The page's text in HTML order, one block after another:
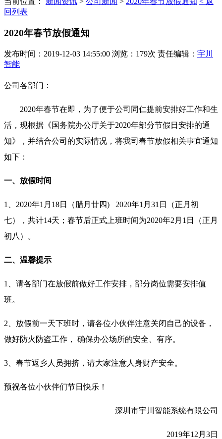
回列表
2020年春节放假通知
发布时间：2019-12-03 14:55:00 浏览：179次 责任编辑： 宇川
智能
公司各部门：
2020年春节在即，为了便于公司同仁提前安排好工作和生
活，现根据《国务院办公厅关于2020年部分节假日安排的通
知》，并结合公司的实际情况，将我司春节放假相关事宜通知
如下：
一、放假时间
1、2020年1月18日（腊月廿四) 2020年1月31日（正月初
七），共计14天；春节后正式上班时间为2020年2月1日（正月
初八）。
二、温馨提示
1、请各部门在放假前做好工作安排，部分岗位需要安排值
班。
2、放假前一天下班时，请各位小伙伴注意关闭自己的设备，
做好防火防盗工作， 确保办公场所的安全、有序。
3、春节返乡人员拥挤，请大家注意人身财产安全。
预祝各位小伙伴们节日快乐！
深圳市宇川智能系统有限公司
2019年12月3日